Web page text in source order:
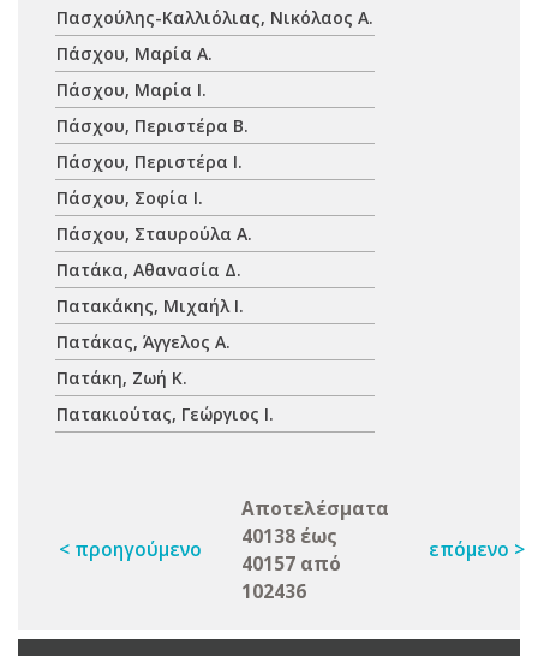
Πασχούλης-Καλλιόλιας, Νικόλαος Α.
Πάσχου, Μαρία Α.
Πάσχου, Μαρία Ι.
Πάσχου, Περιστέρα Β.
Πάσχου, Περιστέρα Ι.
Πάσχου, Σοφία Ι.
Πάσχου, Σταυρούλα Α.
Πατάκα, Αθανασία Δ.
Πατακάκης, Μιχαήλ Ι.
Πατάκας, Άγγελος Α.
Πατάκη, Ζωή Κ.
Πατακιούτας, Γεώργιος Ι.
< προηγούμενο
Αποτελέσματα
40138 έως
40157 από
102436
επόμενο >